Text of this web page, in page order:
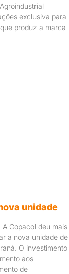
exclusiva para
produz a marca
unidade
Copacol deu mais
a nova unidade de
O investimento
aos
de